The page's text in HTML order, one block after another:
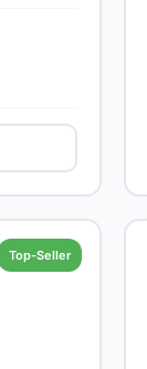
Top-Seller